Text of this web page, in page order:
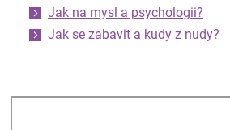
Jak na mysl a psychologii?
Jak se zabavit a kudy z nudy?